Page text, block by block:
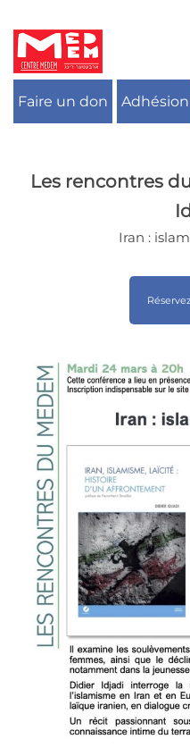
contenu
Faire un don Adhésion
Les rencontres
Iran :